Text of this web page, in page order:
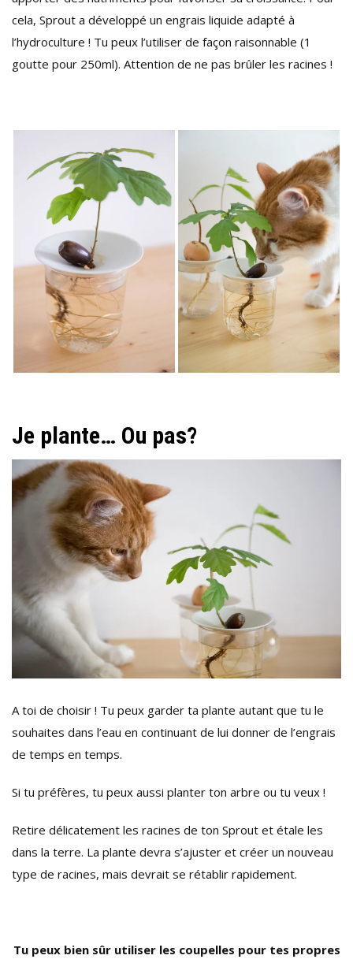
cela, Sprout a développé un engrais liquide adapté à
l’hydroculture ! Tu peux l’utiliser de façon raisonnable (1
goutte pour 250ml). Attention de ne pas brûler les racines !
Je plante… Ou pas?
A toi de choisir ! Tu peux garder ta plante autant que tu le
souhaites dans l’eau en continuant de lui donner de l’engrais
de temps en temps.
Si tu préfères, tu peux aussi planter ton arbre ou tu veux !
Retire délicatement les racines de ton Sprout et étale les
dans la terre. La plante devra s’ajuster et créer un nouveau
type de racines, mais devrait se rétablir rapidement.
Tu peux bien sûr utiliser les coupelles pour tes propres